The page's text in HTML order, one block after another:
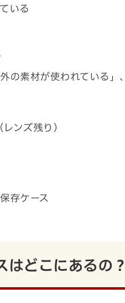
いる
外の素材が使われている
存ケース
はどこにあるの？